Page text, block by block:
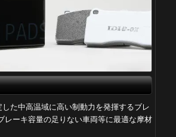
た中高温域に高い制動力を発揮するブレ
レーキ容量の足りない車両等に最適な摩材